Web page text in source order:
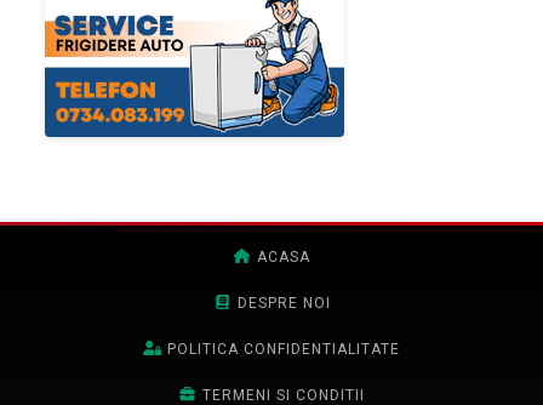
ACASA
DESPRE NOI
POLITICA CONFIDENTIALITATE
TERMENI SI CONDITII